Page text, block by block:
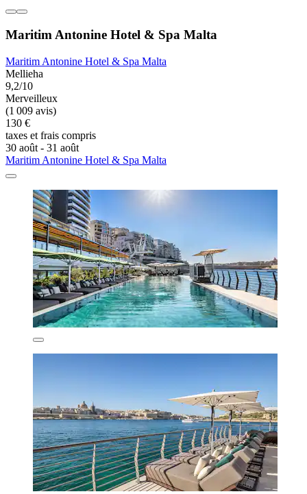
Maritim Antonine Hotel & Spa Malta
Maritim Antonine Hotel & Spa Malta
Mellieha
9,2/10
Merveilleux
(1 009 avis)
130 €
taxes et frais compris
30 août - 31 août
Maritim Antonine Hotel & Spa Malta